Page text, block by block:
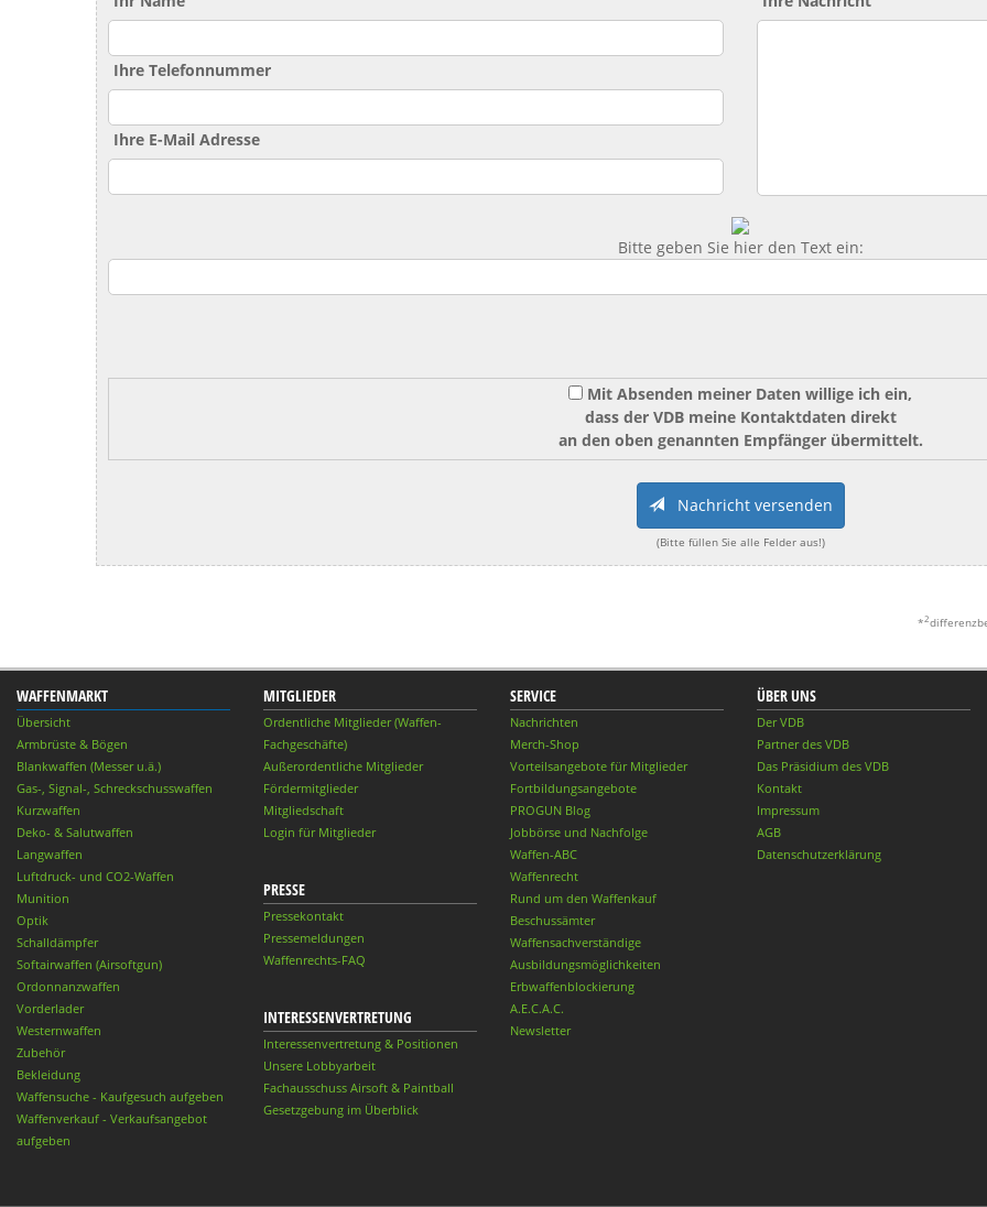
Ihre Telefonnummer
Ihre E-Mail Adresse
Bitte geben Sie hier den Text ein:
Mit Absenden meiner Daten willige ich ein,
dass der VDB meine Kontaktdaten direkt
an den oben genannten Empfänger übermittelt.
Nachricht versenden
(Bitte füllen Sie alle Felder aus!)
*2
WAFFENMARKT
Übersicht
Armbrüste & Bögen
Blankwaffen (Messer u.ä.)
Gas-, Signal-, Schreckschusswaffen
Kurzwaffen
Deko- & Salutwaffen
Langwaffen
Luftdruck- und CO2-Waffen
Munition
Optik
Schalldämpfer
Softairwaffen (Airsoftgun)
Ordonnanzwaffen
Vorderlader
Westernwaffen
Zubehör
Bekleidung
Waffensuche - Kaufgesuch aufgeben
Waffenverkauf - Verkaufsangebot
aufgeben
MITGLIEDER
Ordentliche Mitglieder (Waffen-
Fachgeschäfte)
Außerordentliche Mitglieder
Fördermitglieder
Mitgliedschaft
Login für Mitglieder
PRESSE
Pressekontakt
Pressemeldungen
Waffenrechts-FAQ
INTERESSENVERTRETUNG
Interessenvertretung & Positionen
Unsere Lobbyarbeit
Fachausschuss Airsoft & Paintball
Gesetzgebung im Überblick
SERVICE
Nachrichten
Merch-Shop
Vorteilsangebote für Mitglieder
Fortbildungsangebote
PROGUN Blog
Jobbörse und Nachfolge
Waffen-ABC
Waffenrecht
Rund um den Waffenkauf
Beschussämter
Waffensachverständige
Ausbildungsmöglichkeiten
Erbwaffenblockierung
A.E.C.A.C.
Newsletter
ÜBER UNS
Der VDB
Partner des VDB
Das Präsidium des VDB
Kontakt
Impressum
AGB
Datenschutzerklärung